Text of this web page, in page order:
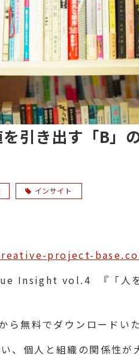
引き出す「B」
インサイト
project-
Insight vol.4 『「人を
ら無料でダウンロードい
、個人と組織の関係性